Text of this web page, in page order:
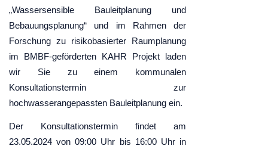
„Wassersensible Bauleitplanung und
Bebauungsplanung“ und im Rahmen der
Forschung zu risikobasierter Raumplanung
im BMBF-geförderten KAHR Projekt laden
wir Sie zu einem kommunalen
Konsultationstermin zur
hochwasserangepassten Bauleitplanung ein.
Der Konsultationstermin findet am
23.05.2024 von 09:00 Uhr bis 16:00 Uhr in